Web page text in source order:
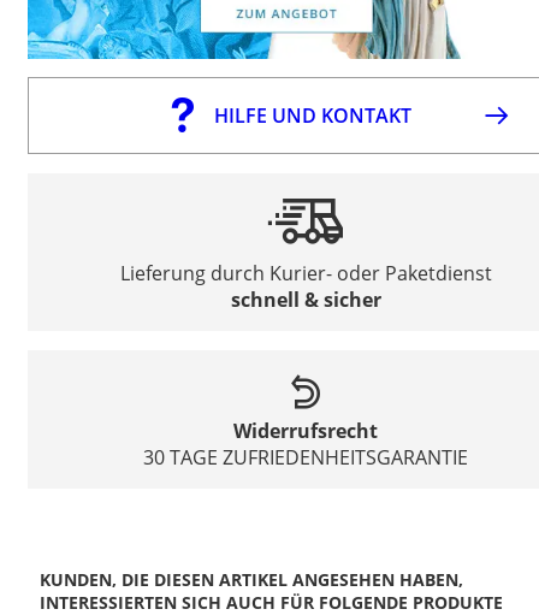
HILFE UND KONTAKT
Lieferung durch Kurier- oder Paketdienst
schnell & sicher
Widerrufsrecht
30 TAGE ZUFRIEDENHEITSGARANTIE
KUNDEN, DIE DIESEN ARTIKEL ANGESEHEN HABEN,
INTERESSIERTEN SICH AUCH FÜR FOLGENDE PRODUKTE